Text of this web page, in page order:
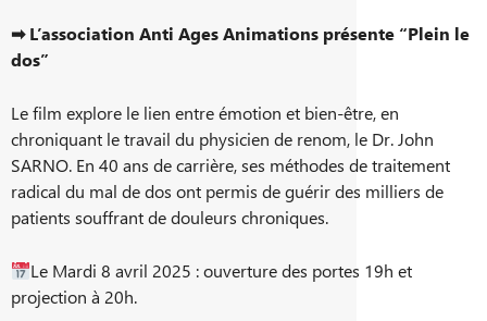
➡ L’association Anti Ages Animations présente “Plein le
dos”
Le film explore le lien entre émotion et bien-être, en
chroniquant le travail du physicien de renom, le Dr. John
SARNO. En 40 ans de carrière, ses méthodes de traitement
radical du mal de dos ont permis de guérir des milliers de
patients souffrant de douleurs chroniques.
Le Mardi 8 avril 2025 : ouverture des portes 19h et
projection à 20h.